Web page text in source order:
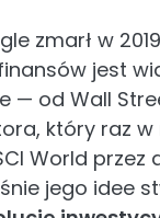
zmarł w
jest
— od Wall
który raz w
World przez
jego idee